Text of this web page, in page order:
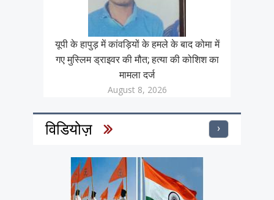
यूपी के हापुड़ में कांवड़ियों के हमले के बाद कोमा में
गए मुस्लिम ड्राइवर की मौत; हत्या की कोशिश का
मामला दर्ज
August 8, 2026
विडियोज़ ›